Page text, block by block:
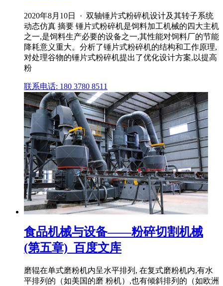
2020年8月10日 · 双轴锤片式粉碎机设计及其转子系统
动态仿真 摘要 锤片式粉碎机是饲料加工机械的四大主机
之一,是饲料生产必要的设备之一,其性能对饲料厂的节能
降耗意义重大。分析了锤片式粉碎机的结构和工作原理,
对处理谷物的锤片式粉碎机提出了优化设计方案,以提高
粉
联系电话: 180 3780 8511
食品机械与设备——粉碎切割机械
(第五章)_百度文库
磨辊在单式磨粉机内呈水平排列, 在复式磨粉机内,有水
平排列的（如美国的磨 粉机）,也有倾斜排列的（如欧洲